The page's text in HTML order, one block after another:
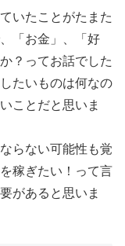
いたことがたまた
「お金」、「好
？ってお話でした
たいものは何なの
ことだと思いま
らない可能性も覚
稼ぎたい！って言
があると思いま